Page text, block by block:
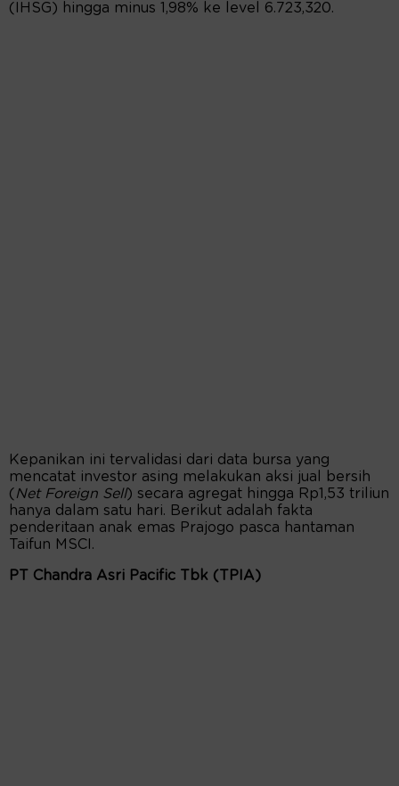
(IHSG) hingga minus 1,98% ke level 6.723,320.
Kepanikan ini tervalidasi dari data bursa yang
mencatat investor asing melakukan aksi jual bersih
( Net Foreign Sell) secara agregat hingga Rp1,53 triliun
hanya dalam satu hari. Berikut adalah fakta
penderitaan anak emas Prajogo pasca hantaman
Taifun MSCI.
PT Chandra Asri Pacific Tbk (TPIA)